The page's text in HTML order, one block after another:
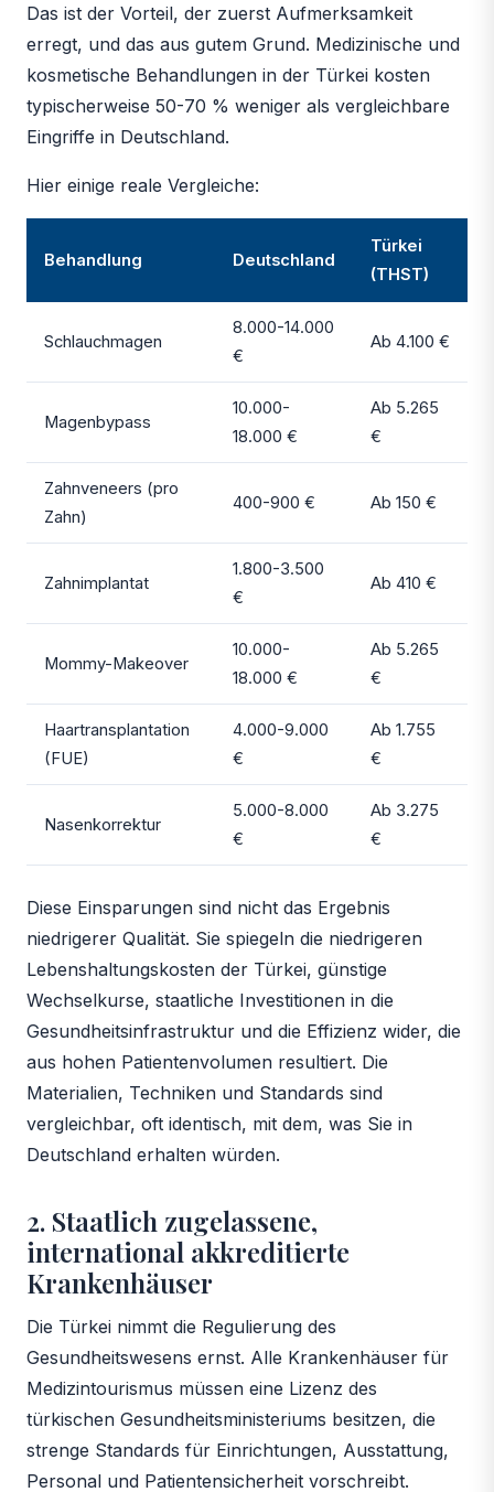
Das ist der Vorteil, der zuerst Aufmerksamkeit
erregt, und das aus gutem Grund. Medizinische und
kosmetische Behandlungen in der Türkei kosten
typischerweise 50-70 % weniger als vergleichbare
Eingriffe in Deutschland.
Hier einige reale Vergleiche:
Behandlung Deutschland
Türkei
(THST)
Schlauchmagen
8.000-14.000
€
Ab 4.100 €
Magenbypass
10.000-
18.000 €
Ab 5.265
€
Zahnveneers (pro
Zahn)
400-900 € Ab 150 €
Zahnimplantat
1.800-3.500
€
Ab 410 €
Mommy-Makeover
10.000-
18.000 €
Ab 5.265
€
Haartransplantation
(FUE)
4.000-9.000
€
Ab 1.755
€
Nasenkorrektur
5.000-8.000
€
Ab 3.275
€
Diese Einsparungen sind nicht das Ergebnis
niedrigerer Qualität. Sie spiegeln die niedrigeren
Lebenshaltungskosten der Türkei, günstige
Wechselkurse, staatliche Investitionen in die
Gesundheitsinfrastruktur und die Effizienz wider, die
aus hohen Patientenvolumen resultiert. Die
Materialien, Techniken und Standards sind
vergleichbar, oft identisch, mit dem, was Sie in
Deutschland erhalten würden.
2. Staatlich zugelassene,
international akkreditierte
Krankenhäuser
Die Türkei nimmt die Regulierung des
Gesundheitswesens ernst. Alle Krankenhäuser für
Medizintourismus müssen eine Lizenz des
türkischen Gesundheitsministeriums besitzen, die
strenge Standards für Einrichtungen, Ausstattung,
Personal und Patientensicherheit vorschreibt.